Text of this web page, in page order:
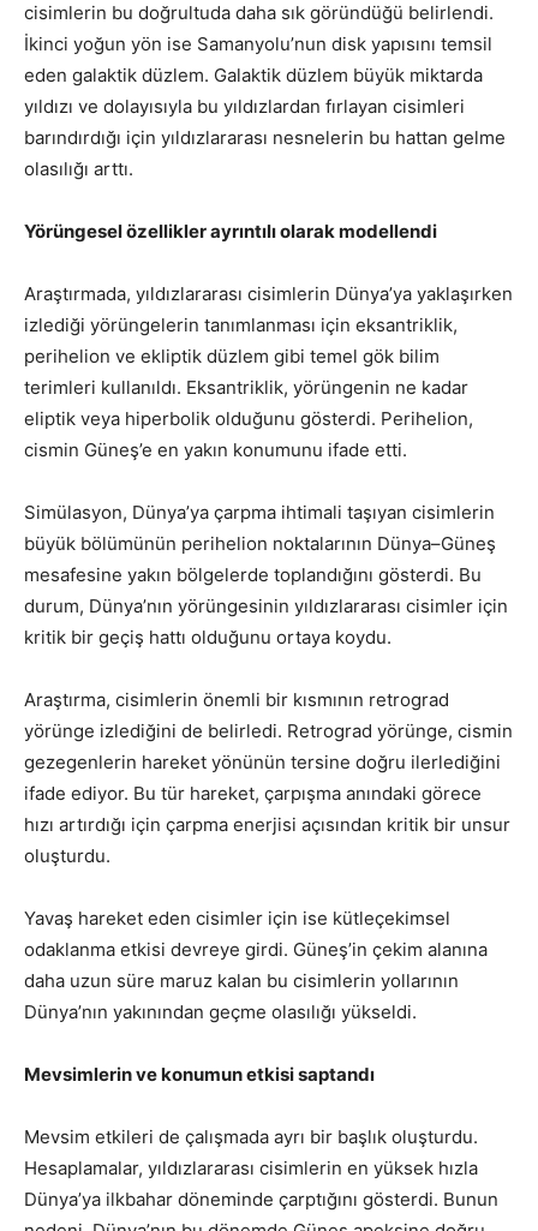
cisimlerin bu doğrultuda daha sık göründüğü belirlendi.
İkinci yoğun yön ise Samanyolu’nun disk yapısını temsil
eden galaktik düzlem. Galaktik düzlem büyük miktarda
yıldızı ve dolayısıyla bu yıldızlardan fırlayan cisimleri
barındırdığı için yıldızlararası nesnelerin bu hattan gelme
olasılığı arttı.
Yörüngesel özellikler ayrıntılı olarak modellendi
Araştırmada, yıldızlararası cisimlerin Dünya’ya yaklaşırken
izlediği yörüngelerin tanımlanması için eksantriklik,
perihelion ve ekliptik düzlem gibi temel gök bilim
terimleri kullanıldı. Eksantriklik, yörüngenin ne kadar
eliptik veya hiperbolik olduğunu gösterdi. Perihelion,
cismin Güneş’e en yakın konumunu ifade etti.
Simülasyon, Dünya’ya çarpma ihtimali taşıyan cisimlerin
büyük bölümünün perihelion noktalarının Dünya–Güneş
mesafesine yakın bölgelerde toplandığını gösterdi. Bu
durum, Dünya’nın yörüngesinin yıldızlararası cisimler için
kritik bir geçiş hattı olduğunu ortaya koydu.
Araştırma, cisimlerin önemli bir kısmının retrograd
yörünge izlediğini de belirledi. Retrograd yörünge, cismin
gezegenlerin hareket yönünün tersine doğru ilerlediğini
ifade ediyor. Bu tür hareket, çarpışma anındaki görece
hızı artırdığı için çarpma enerjisi açısından kritik bir unsur
oluşturdu.
Yavaş hareket eden cisimler için ise kütleçekimsel
odaklanma etkisi devreye girdi. Güneş’in çekim alanına
daha uzun süre maruz kalan bu cisimlerin yollarının
Dünya’nın yakınından geçme olasılığı yükseldi.
Mevsimlerin ve konumun etkisi saptandı
Mevsim etkileri de çalışmada ayrı bir başlık oluşturdu.
Hesaplamalar, yıldızlararası cisimlerin en yüksek hızla
Dünya’ya ilkbahar döneminde çarptığını gösterdi. Bunun